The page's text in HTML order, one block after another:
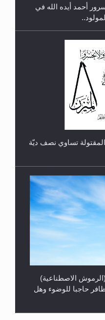
السلام.. 4...
أحمد أيده الله في
تساوي نصف ديّة
الاصطناعية)
حاجبا للوضوء وهل